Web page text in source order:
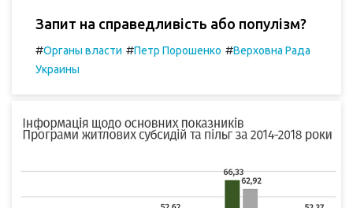
Запит на справедливість або популізм?
#Органы власти #Петр Порошенко #Верховна Рада
Украины